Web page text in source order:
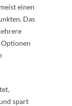
einen
Das
Optionen
spart